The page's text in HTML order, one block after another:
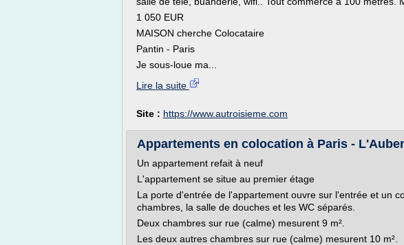
1 050 EUR
MAISON cherche Colocataire
Pantin - Paris
Je sous-loue ma...
Lire la suite
Site : https://www.autroisieme.com
Appartements en colocation à Paris -
Un appartement refait à neuf
L'appartement se situe au premier étage
La porte d'entrée de l'appartement ouvre sur l'entrée et un
chambres, la salle de douches et les WC séparés.
Deux chambres sur rue (calme) mesurent 9 m².
Les deux autres chambres sur rue (calme) mesurent 10 m².